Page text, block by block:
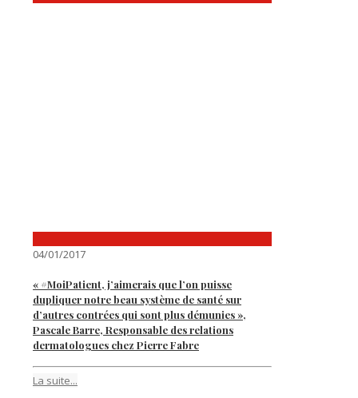
04/01/2017
« #MoiPatient, j’aimerais que l’on puisse
dupliquer notre beau système de santé sur
d’autres contrées qui sont plus démunies »,
Pascale Barre, Responsable des relations
dermatologues chez Pierre Fabre
La suite...